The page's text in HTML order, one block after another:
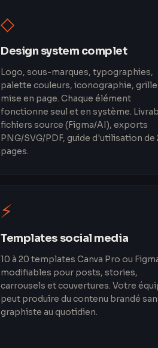
◇
Design system complet
Logo, sous-marques, typographies,
palette couleurs, iconographie, grille
mise en page. Chaque élément
fonctionne seul et en système.
fichiers source (Figma/AI), exports
PNG/SVG/PDF, guide d'utilisation de
pages.
⚡
Templates social media
10 à 20 templates Canva Pro ou
modifiables pour posts, stories,
carrousels et couvertures. Votre
peut produire du contenu brandé
graphiste au quotidien.